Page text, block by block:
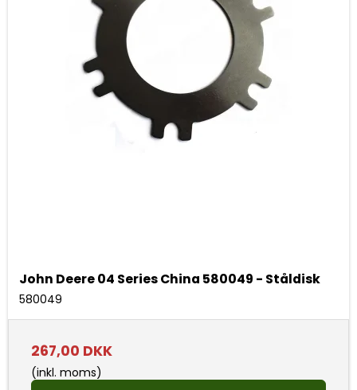
John Deere 04 Series China 580049 - Ståldisk
580049
267,00 DKK
(inkl. moms)